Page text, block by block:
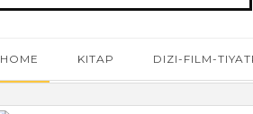
HOME KITAP DIZI-FILM-